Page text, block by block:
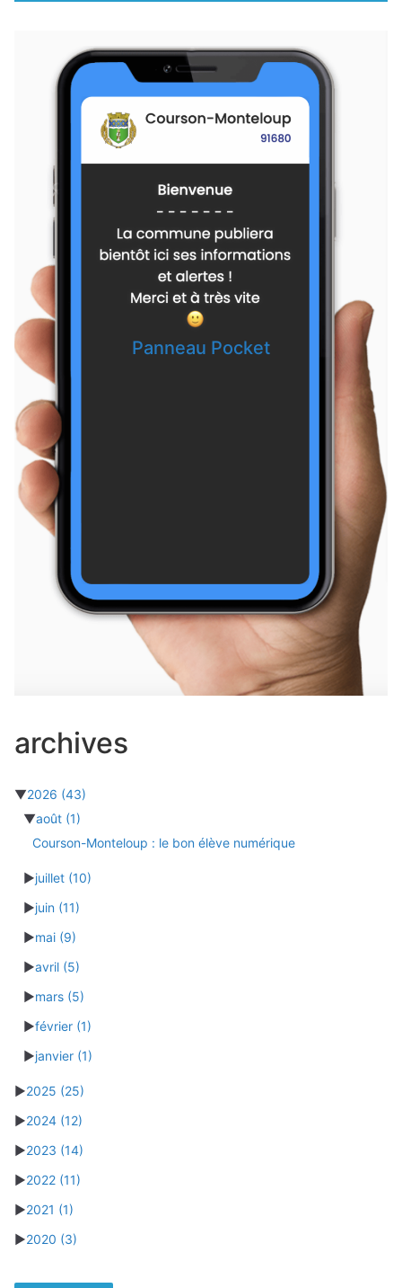
Panneau Pocket
archives
▼2026 (43)
▼août (1)
Courson-Monteloup : le bon élève numérique
►juillet (10)
►juin (11)
►mai (9)
►avril (5)
►mars (5)
►février (1)
►janvier (1)
►2025 (25)
►2024 (12)
►2023 (14)
►2022 (11)
►2021 (1)
►2020 (3)